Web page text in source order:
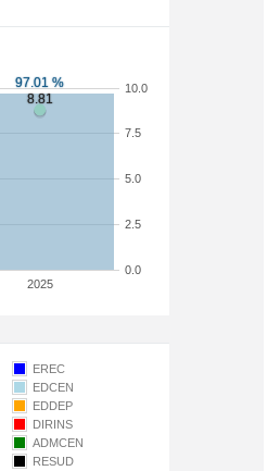
2025
0.0
2.5
5.0
7.5
10.0
EREC
EDCEN
EDDEP
DIRINS
ADMCEN
RESUD